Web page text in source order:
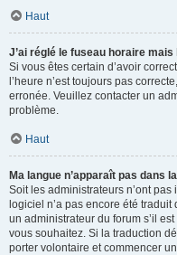
Haut
J’ai réglé le fuseau horaire
Si vous êtes certain d’avoir
l’heure n’est toujours pas
erronée. Veuillez contacter un
problème.
Haut
Ma langue n’apparaît pas dans
Soit les administrateurs n’ont
logiciel n’a pas encore été
un administrateur du forum s’il
vous souhaitez. Si la traduction
porter volontaire et commencer